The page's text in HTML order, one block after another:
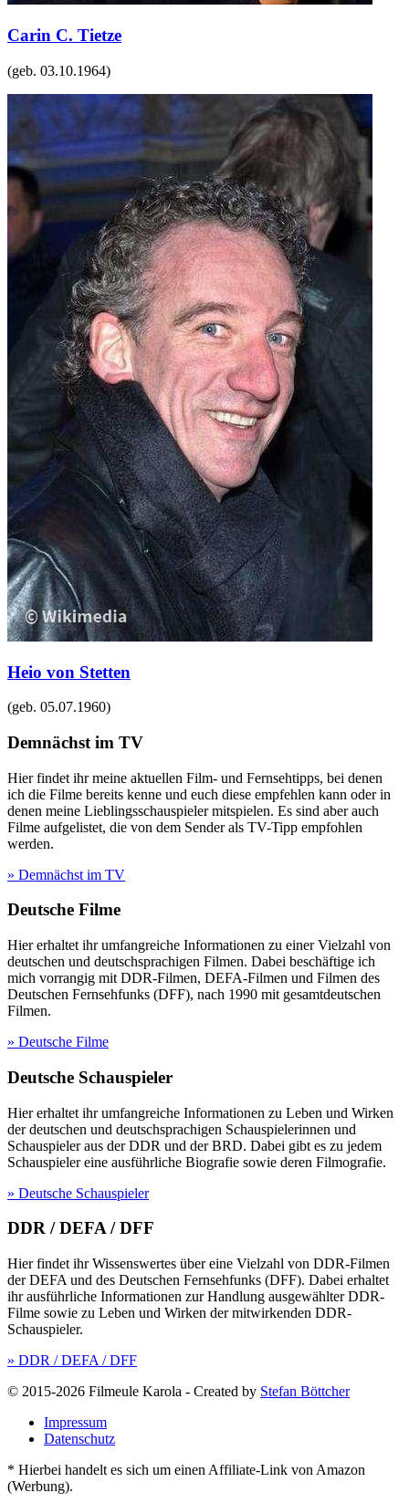
Carin C. Tietze
(geb. 03.10.1964)
Heio von Stetten
(geb. 05.07.1960)
Demnächst im TV
Hier findet ihr meine aktuellen Film- und Fernsehtipps, bei denen
ich die Filme bereits kenne und euch diese empfehlen kann oder in
denen meine Lieblingsschauspieler mitspielen. Es sind aber auch
Filme aufgelistet, die von dem Sender als TV-Tipp empfohlen
werden.
» Demnächst im TV
Deutsche Filme
Hier erhaltet ihr umfangreiche Informationen zu einer Vielzahl von
deutschen und deutschsprachigen Filmen. Dabei beschäftige ich
mich vorrangig mit DDR-Filmen, DEFA-Filmen und Filmen des
Deutschen Fernsehfunks (DFF), nach 1990 mit gesamtdeutschen
Filmen.
» Deutsche Filme
Deutsche Schauspieler
Hier erhaltet ihr umfangreiche Informationen zu Leben und Wirken
der deutschen und deutschsprachigen Schauspielerinnen und
Schauspieler aus der DDR und der BRD. Dabei gibt es zu jedem
Schauspieler eine ausführliche Biografie sowie deren Filmografie.
» Deutsche Schauspieler
DDR / DEFA / DFF
Hier findet ihr Wissenswertes über eine Vielzahl von DDR-Filmen
der DEFA und des Deutschen Fernsehfunks (DFF). Dabei erhaltet
ihr ausführliche Informationen zur Handlung ausgewählter DDR-
Filme sowie zu Leben und Wirken der mitwirkenden DDR-
Schauspieler.
» DDR / DEFA / DFF
© 2015-2026 Filmeule Karola - Created by Stefan Böttcher
Impressum
Datenschutz
* Hierbei handelt es sich um einen Affiliate-Link von Amazon
(Werbung).